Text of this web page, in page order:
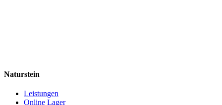
Naturstein
Leistungen
Online Lager